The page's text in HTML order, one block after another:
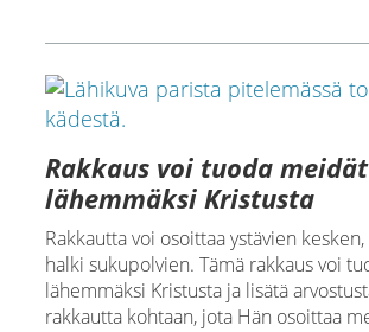
Rakkaus voi tuoda meidät
lähemmäksi Kristusta
Rakkautta voi osoittaa ystävien
halki sukupolvien. Tämä rakkaus voi
lähemmäksi Kristusta ja lisätä
rakkautta kohtaan, jota Hän osoittaa